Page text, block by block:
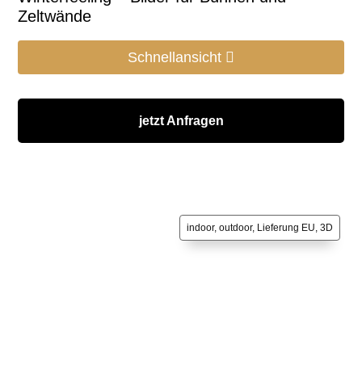
Zeltwände
Schnellansicht
jetzt Anfragen
indoor, outdoor, Lieferung EU, 3D